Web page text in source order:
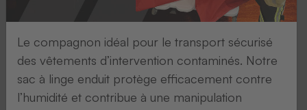
que
vous
utiliser
Le compagnon idéal pour le transport sécurisé
des vêtements d’intervention contaminés. Notre
sac à linge enduit protège efficacement contre
l’humidité et contribue à une manipulation